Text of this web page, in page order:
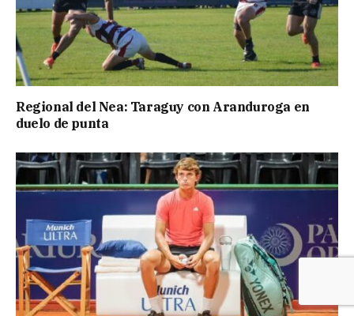
Regional del Nea: Taraguy con Aranduroga en
duelo de punta